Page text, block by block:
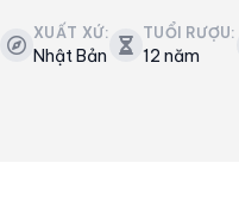
XUẤT XỨ:
Nhật Bản
TUỔI RƯỢU:
12 năm